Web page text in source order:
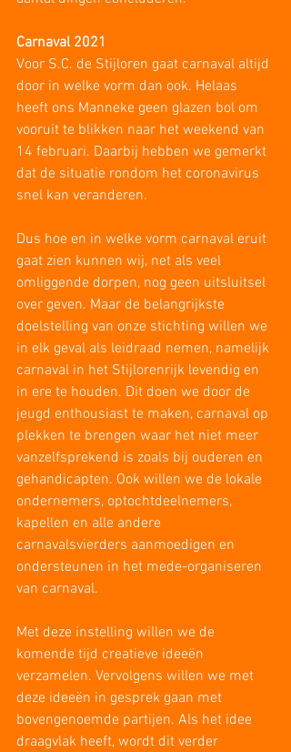
Carnaval 2021
Voor S.C. de Stijloren gaat carnaval altijd
door in welke vorm dan ook. Helaas
heeft ons Manneke geen glazen bol om
vooruit te blikken naar het weekend van
14 februari. Daarbij hebben we gemerkt
dat de situatie rondom het coronavirus
snel kan veranderen.
Dus hoe en in welke vorm carnaval eruit
gaat zien kunnen wij, net als veel
omliggende dorpen, nog geen uitsluitsel
over geven. Maar de belangrijkste
doelstelling van onze stichting willen we
in elk geval als leidraad nemen, namelijk
carnaval in het Stijlorenrijk levendig en
in ere te houden. Dit doen we door de
jeugd enthousiast te maken, carnaval op
plekken te brengen waar het niet meer
vanzelfsprekend is zoals bij ouderen en
gehandicapten. Ook willen we de lokale
ondernemers, optochtdeelnemers,
kapellen en alle andere
carnavalsvierders aanmoedigen en
ondersteunen in het mede-organiseren
van carnaval.
Met deze instelling willen we de
komende tijd creatieve ideeën
verzamelen. Vervolgens willen we met
deze ideeën in gesprek gaan met
bovengenoemde partijen. Als het idee
draagvlak heeft, wordt dit verder